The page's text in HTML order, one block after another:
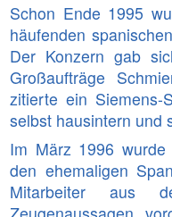
Schon Ende 1995
häufenden
Der Konzern gab
Großaufträge
zitierte ein Siemens-
selbst hausintern und
Im März 1996
den ehemaligen
Mitarbeiter aus
Zeugenaussagen